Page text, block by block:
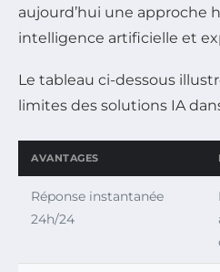
aujourd’hui une approche
intelligence artificielle et
Le tableau ci-dessous
limites des solutions IA
AVANTAGES
Réponse instantanée
24h/24